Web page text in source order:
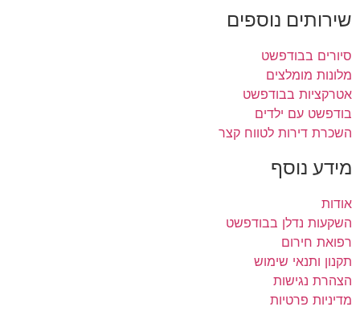
שירותים נוספים
סיורים בבודפשט
מלונות מומלצים
אטרקציות בבודפשט
בודפשט עם ילדים
השכרת דירות לטווח קצר
מידע נוסף
אודות
השקעות נדלן בבודפשט
רפואת חירום
תקנון ותנאי שימוש
הצהרת נגישות
מדיניות פרטיות